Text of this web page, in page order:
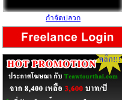
กำจัดปลวก